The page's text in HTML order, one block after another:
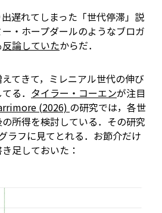
遅れてしまった――「世代停滞」説
・ホープダールのようなブロガ
反論していたからだ．
てきて，ミレニアル世代の伸び
る． タイラー・コーエンが注目
(2026) の研究では，各世
所得を検討している．その研究
ラフに見てとれる．お節介だけ
足しておいた：